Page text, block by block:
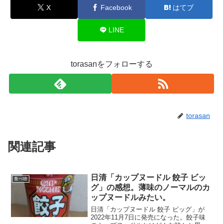
X Facebook はてブ
LINE
torasanをフォローする
torasan
関連記事
食べ物
日清「カップヌードル 餃子 ビッ
グ」の感想。薄味のノーマルのカ
ップヌードルみたい。
日清「カップヌードル 餃子 ビッグ」が
2022年11月7日に発売になった。餃子味